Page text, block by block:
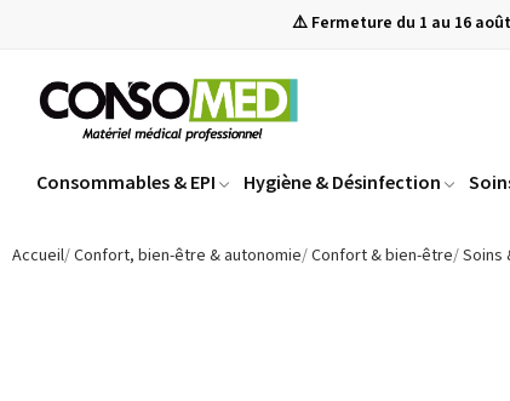
⚠️ Fermeture du 1 au 16
Consommables & EPI Hygiène & Désinfection
Accueil Confort, bien-être & autonomie Confort & bien-être Soins